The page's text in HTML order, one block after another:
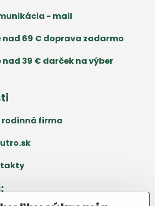
- mail
nad 69 € doprava zadarmo
nad 39 € darček na výber
rodinná firma